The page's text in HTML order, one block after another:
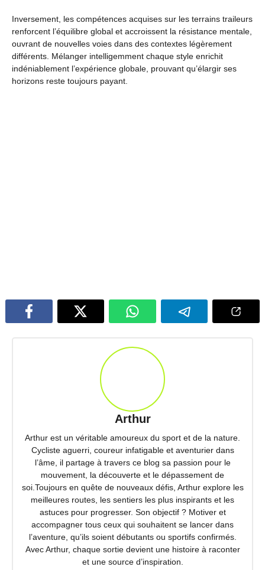
Inversement, les compétences acquises sur les terrains traileurs
renforcent l’équilibre global et accroissent la résistance mentale,
ouvrant de nouvelles voies dans des contextes légèrement
différents. Mélanger intelligemment chaque style enrichit
indéniablement l’expérience globale, prouvant qu’élargir ses
horizons reste toujours payant.
Arthur
Arthur est un véritable amoureux du sport et de la nature.
Cycliste aguerri, coureur infatigable et aventurier dans
l’âme, il partage à travers ce blog sa passion pour le
mouvement, la découverte et le dépassement de
soi.Toujours en quête de nouveaux défis, Arthur explore les
meilleures routes, les sentiers les plus inspirants et les
astuces pour progresser. Son objectif ? Motiver et
accompagner tous ceux qui souhaitent se lancer dans
l’aventure, qu’ils soient débutants ou sportifs confirmés.
Avec Arthur, chaque sortie devient une histoire à raconter
et une source d’inspiration.